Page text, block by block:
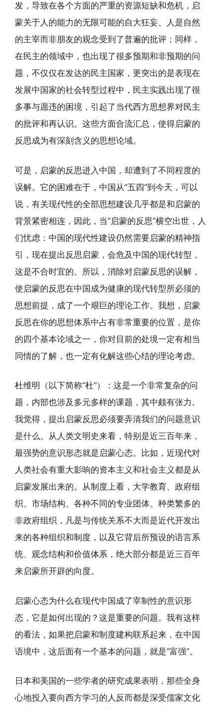
发，导致在各个方面的严重的资源短缺和危机，启
蒙关于人的能力的无限可能的自大狂妄、人是自然
的主宰而非朋友的观念受到了普遍的批评；同样，
在民主的领域中，也出现了很多预期和非预期的问
题，不仅仅在发达的民主国家，更突出的是表现在
发展中国家的社会转型过程中，民主实践出现了很
多事与愿违的困境，引起了当代西方思想界对民主
的批评和再认识。这些方面合流汇总，使得启蒙的
反思成为有深刻含义的思想论域。
可是，启蒙的反思进入中国，却遭到了不同程度的
误解。它的困难在于，中国从“五四”到今天，可以
说，有关现代性的全部思想建设几乎都是和启蒙的
背景紧密相连，因此，当“启蒙的反思”横空出世，人
们忧虑：中国的现代性建设仍然需要启蒙的精神指
引，现在提出反思启蒙，会危及中国的现代转型，
这是不合时宜的。所以，消除对启蒙反思的误解，
使启蒙的反思在中国成为健康的现代转型所必须的
思想前提，成了一个艰巨的理论工作。我想，启蒙
反思在你的思想体系中占有非常重要的位置，是你
的四个基本论域之一，你对目前的处境一定有相当
同情的了解，也一定有化解这些心结的理论考虑。
杜维明（以下简称“杜”）：这是一个非常复杂的问
题，内部也涉及多元多样的课题，其中颇有张力。
我觉得，提出启蒙反思必须要弄清我们的问题意识
是什么。从人类文明史来看，特别是近三百年来，
最强势的意识形态就是启蒙心态。比如，近现代对
人类社会有重大影响的资本主义和社会主义都是从
启蒙发展出来的。从制度上看，大学教育、政府组
织、市场结构、各种不同的专业团体、种类繁多的
非政府组织，凡是与传统关系不大而是近代开发出
来的各种组织和制度，以及它背后所预设的语言系
统、观念结构和价值体系，绝大部分都是近三百年
来启蒙所开辟的向度。
启蒙心态为什么在现代中国成了宰制性的意识形
态，它是如何出现的？这是重要的问题。我有这样
的看法，如果把启蒙和制度建构联系起来，在中国
语境中，这后面有一个基本的问题，就是“富强”。
日本和美国的一些学者的研究成果表明，那些全身
心地投入要向西方学习的人反而都是深受儒家文化